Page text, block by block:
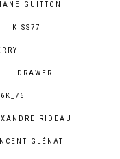
GUITTON
KISS77
DRAWER
RIDEAU
GLÉNAT